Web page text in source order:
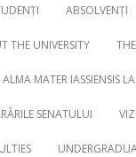
ABSOLVENȚI
THE UNIVERSITY
ALMA MATER IASSIENSIS
SENATULUI